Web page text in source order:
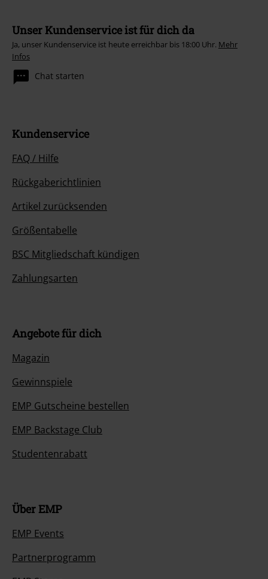
Unser Kundenservice ist für dich da
Ja, unser Kundenservice ist heute erreichbar bis 18:00 Uhr. Mehr
Infos
Chat starten
Kundenservice
FAQ / Hilfe
Rückgaberichtlinien
Artikel zurücksenden
Größentabelle
BSC Mitgliedschaft kündigen
Zahlungsarten
Angebote für dich
Magazin
Gewinnspiele
EMP Gutscheine bestellen
EMP Backstage Club
Studentenrabatt
Über EMP
EMP Events
Partnerprogramm